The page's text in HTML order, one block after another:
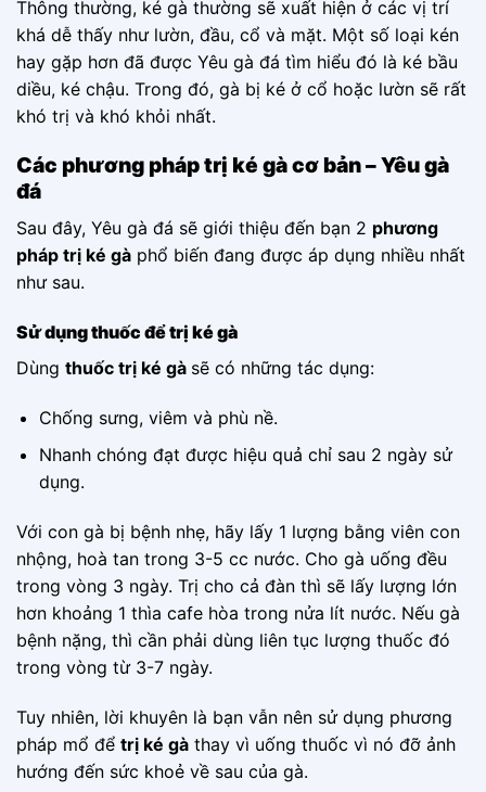
Thông thường, ké gà thường sẽ xuất hiện ở các vị trí
khá dễ thấy như lườn, đầu, cổ và mặt. Một số loại kén
hay gặp hơn đã được Yêu gà đá tìm hiểu đó là ké bầu
diều, ké chậu. Trong đó, gà bị ké ở cổ hoặc lườn sẽ rất
khó trị và khó khỏi nhất.
Các phương pháp trị ké gà cơ bản – Yêu gà
đá
Sau đây, Yêu gà đá sẽ giới thiệu đến bạn 2 phương
pháp trị ké gà phổ biến đang được áp dụng nhiều nhất
như sau.
Sử dụng thuốc để trị ké gà
Dùng thuốc trị ké gà sẽ có những tác dụng:
Chống sưng, viêm và phù nề.
Nhanh chóng đạt được hiệu quả chỉ sau 2 ngày sử
dụng.
Với con gà bị bệnh nhẹ, hãy lấy 1 lượng bằng viên con
nhộng, hoà tan trong 3-5 cc nước. Cho gà uống đều
trong vòng 3 ngày. Trị cho cả đàn thì sẽ lấy lượng lớn
hơn khoảng 1 thìa cafe hòa trong nửa lít nước. Nếu gà
bệnh nặng, thì cần phải dùng liên tục lượng thuốc đó
trong vòng từ 3-7 ngày.
Tuy nhiên, lời khuyên là bạn vẫn nên sử dụng phương
pháp mổ để trị ké gà thay vì uống thuốc vì nó đỡ ảnh
hướng đến sức khoẻ về sau của gà.